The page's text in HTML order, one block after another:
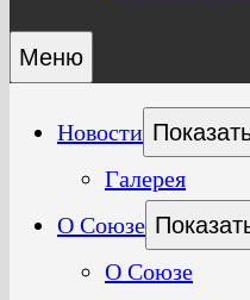
Меню
Новости
Галерея
О Союзе
О Союзе